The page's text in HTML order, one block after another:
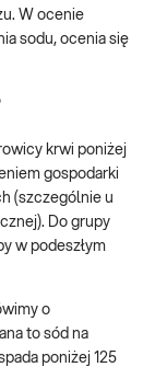
W ocenie
sodu, ocenia się
krwi poniżej
gospodarki
(szczególnie u
Do grupy
w podeszłym
o
to sód na
poniżej 125